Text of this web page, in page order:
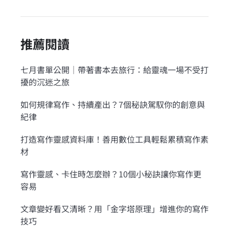
推薦閱讀
七月書單公開｜帶著書本去旅行：給靈魂一場不受打
擾的沉迷之旅
如何規律寫作、持續產出？7個秘訣駕馭你的創意與
紀律
打造寫作靈感資料庫！善用數位工具輕鬆累積寫作素
材
寫作靈感、卡住時怎麼辦？10個小秘訣讓你寫作更
容易
文章變好看又清晰？用「金字塔原理」增進你的寫作
技巧